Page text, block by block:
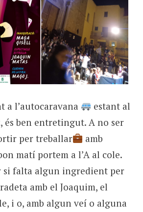
a l’autocaravana
estant al
, és ben entretingut. A no ser
per treballar
amb
matí portem a l’A al cole.
si falta algun ingredient per
amb el Joaquim, el
i o, amb algun veí o alguna